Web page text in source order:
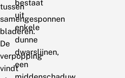
tussen
samengesponnen
bladeren.
De
verpopping
vindt
bestaat
uit
enkele
dunne
dwarslijnen,
een